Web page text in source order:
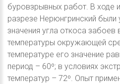
буровзрывных работ. В ходе
разрезе Нерюнгринский были
значения угла откоса забоев
температуры окружающей
температуре его значение
период – 60º; в условиях
температур – 72º. Опыт